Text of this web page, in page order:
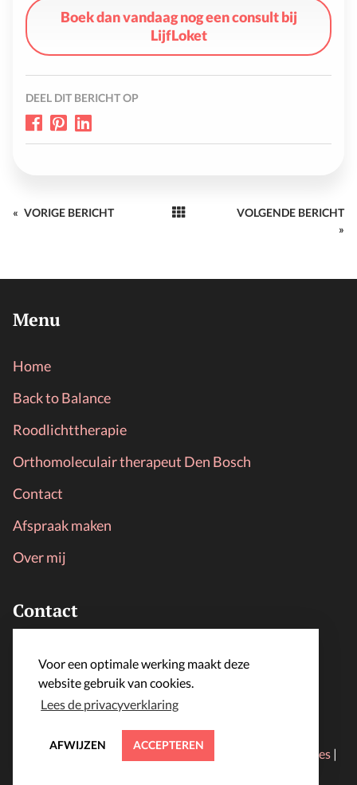
Voor een optimale werking maakt deze
website gebruik van cookies.
Lees de privacyverklaring
AFWIJZEN ACCEPTEREN
Boek dan vandaag nog een consult bij
LijfLoket
DEEL DIT BERICHT OP
« VORIGE BERICHT
VOLGENDE BERICHT
»
Menu
Home
Back to Balance
Roodlichttherapie
Orthomoleculair therapeut Den Bosch
Contact
Afspraak maken
Over mij
Contact
LijfLoket
info@lijfloket.nl
© 2024 lijfloket.nl | Alle rechten voorbehouden | Cookies |